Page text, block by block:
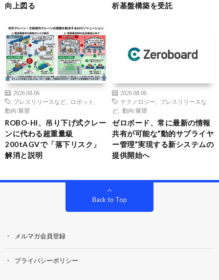
向上図る
析基盤構築を受託
2026.08.06
プレスリリースなど
ロボット
動向/展望
ROBO-HI、吊り下げ式クレー
ンに代わる超重量級
200tAGVで「落下リスク」
解消と説明
2026.08.06
テクノロジー
プレスリリースな
ど
動向/展望
ゼロボード、常に最新の情報
共有が可能な“動的サプライヤ
ー管理”実現する新システムの
提供開始へ
Back to Top
メルマガ会員登録
プライバシーポリシー